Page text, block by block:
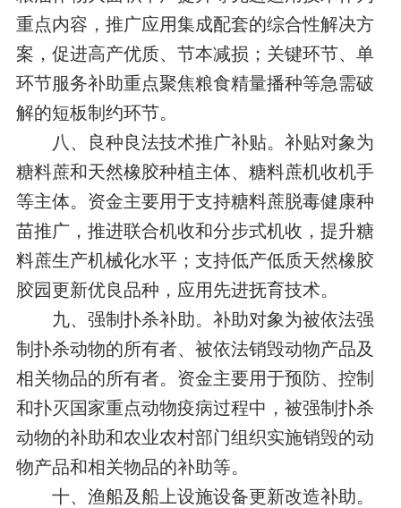
重点内容，推广应用集成配套的综合性解决方
案，促进高产优质、节本减损；关键环节、单
环节服务补助重点聚焦粮食精量播种等急需破
解的短板制约环节。
八、良种良法技术推广补贴。补贴对象为
糖料蔗和天然橡胶种植主体、糖料蔗机收机手
等主体。资金主要用于支持糖料蔗脱毒健康种
苗推广，推进联合机收和分步式机收，提升糖
料蔗生产机械化水平；支持低产低质天然橡胶
胶园更新优良品种，应用先进抚育技术。
九、强制扑杀补助。补助对象为被依法强
制扑杀动物的所有者、被依法销毁动物产品及
相关物品的所有者。资金主要用于预防、控制
和扑灭国家重点动物疫病过程中，被强制扑杀
动物的补助和农业农村部门组织实施销毁的动
物产品和相关物品的补助等。
十、渔船及船上设施设备更新改造补助。